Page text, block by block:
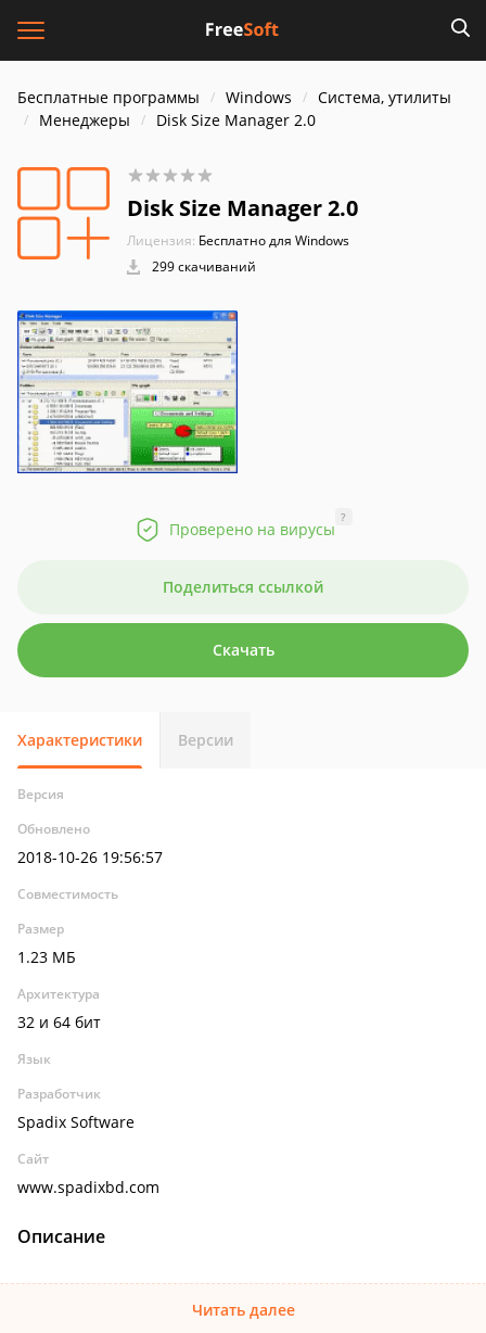
Бесплатные программы Windows
Система, утилиты
Менеджеры
Disk Size Manager 2.0
Disk Size Manager 2.0
Лицензия: Бесплатно для Windows
299 скачиваний
Проверено на вирусы
?
Поделиться ссылкой
Скачать
Характеристики Версии
Версия
Обновлено
2018-10-26 19:56:57
Совместимость
Размер
1.23 МБ
Архитектура
32 и 64 бит
Язык
Разработчик
Spadix Software
Сайт
www.spadixbd.com
Описание
Читать далее